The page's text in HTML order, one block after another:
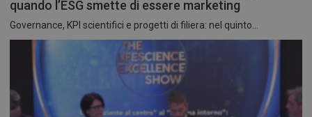
quando l’ESG smette di essere marketing
Governance, KPI scientifici e progetti di filiera: nel quinto...